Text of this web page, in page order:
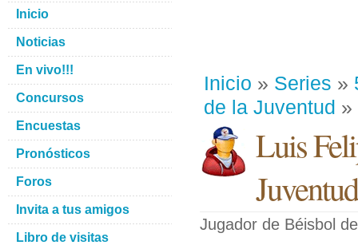
Inicio » Series »
de la Juventud »
Luis
Juventud
Jugador de Béisbol
Inicio
Noticias
En vivo!!!
Concursos
Encuestas
Pronósticos
Foros
Invita a tus amigos
Libro de visitas